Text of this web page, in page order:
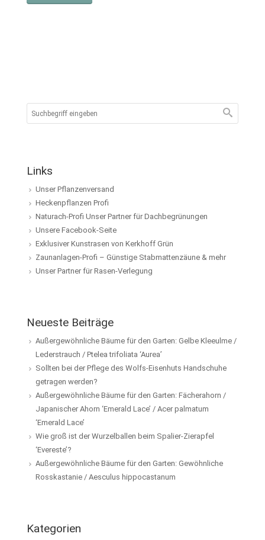
Links
Unser Pflanzenversand
Heckenpflanzen Profi
Naturach-Profi Unser Partner für Dachbegrünungen
Unsere Facebook-Seite
Exklusiver Kunstrasen von Kerkhoff Grün
Zaunanlagen-Profi – Günstige Stabmattenzäune & mehr
Unser Partner für Rasen-Verlegung
Neueste Beiträge
Außergewöhnliche Bäume für den Garten: Gelbe Kleeulme /
Lederstrauch / Ptelea trifoliata ‘Aurea’
Sollten bei der Pflege des Wolfs-Eisenhuts Handschuhe
getragen werden?
Außergewöhnliche Bäume für den Garten: Fächerahorn /
Japanischer Ahorn ‘Emerald Lace’ / Acer palmatum
‘Emerald Lace’
Wie groß ist der Wurzelballen beim Spalier-Zierapfel
‘Evereste’?
Außergewöhnliche Bäume für den Garten: Gewöhnliche
Rosskastanie / Aesculus hippocastanum
Kategorien